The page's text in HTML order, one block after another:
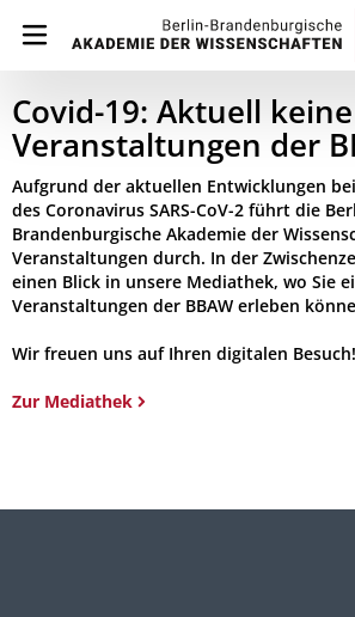
Covid-19: Aktuell keine
Veranstaltungen der
Aufgrund der aktuellen Entwicklungen
des Coronavirus SARS-CoV-2 führt die
Brandenburgische Akademie der
Veranstaltungen durch. In der
einen Blick in unsere Mediathek, wo Sie
Veranstaltungen der BBAW erleben
Wir freuen uns auf Ihren digitalen Besuch!
Zur Mediathek